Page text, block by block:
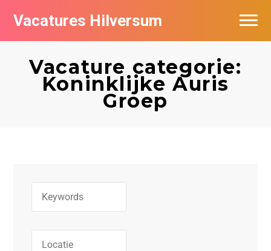
Vacatures Hilversum
Vacature categorie:
Koninklijke Auris
Groep
Vacatures per bedrijf in Hilversum
De populairste vacatures in Hilversum